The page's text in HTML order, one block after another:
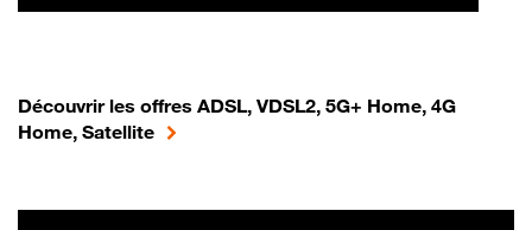
Découvrir les offres ADSL, VDSL2, 5G+ Home, 4G
Home, Satellite